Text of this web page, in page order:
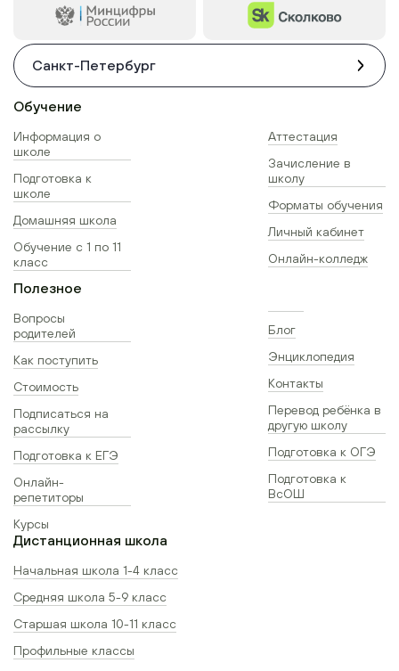
Санкт-Петербург
Обучение
Информация о
школе
Подготовка к
школе
Домашняя школа
Обучение с 1 по 11
класс
Аттестация
Зачисление в
школу
Форматы обучения
Личный кабинет
Онлайн-колледж
Полезное
Вопросы
родителей
Как поступить
Стоимость
Подписаться на
рассылку
Подготовка к ЕГЭ
Онлайн-
репетиторы
Курсы
Блог
Энциклопедия
Контакты
Перевод ребёнка в
другую школу
Подготовка к ОГЭ
Подготовка к
ВсОШ
Дистанционная школа
Начальная школа 1-4 класс
Средняя школа 5-9 класс
Старшая школа 10-11 класс
Профильные классы